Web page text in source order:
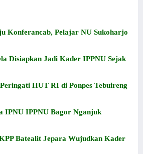
Konferancab, Pelajar NU Sukoharjo
Disiapkan Jadi Kader IPPNU Sejak
HUT RI di Ponpes Tebuireng
IPNU IPPNU Bagor Nganjuk
Batealit Jepara Wujudkan Kader